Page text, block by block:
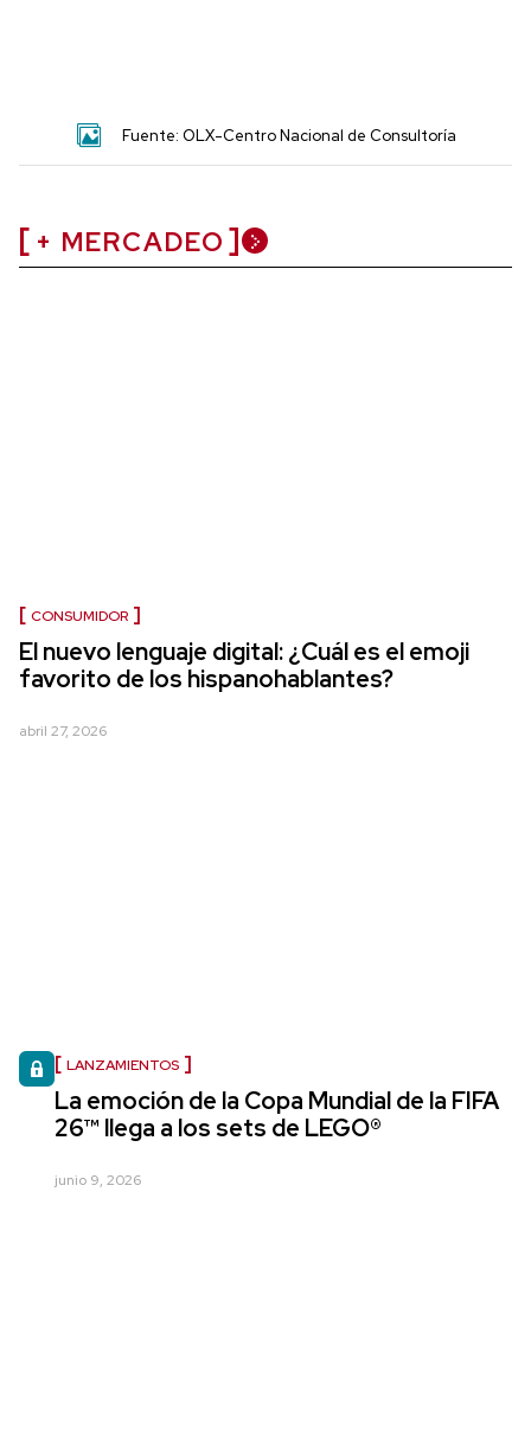
Fuente: OLX-Centro Nacional de Consultoría
+ MERCADEO
CONSUMIDOR
El nuevo lenguaje digital: ¿Cuál es el emoji
favorito de los hispanohablantes?
abril 27, 2026
LANZAMIENTOS
La emoción de la Copa Mundial de la FIFA
26™ llega a los sets de LEGO®
junio 9, 2026